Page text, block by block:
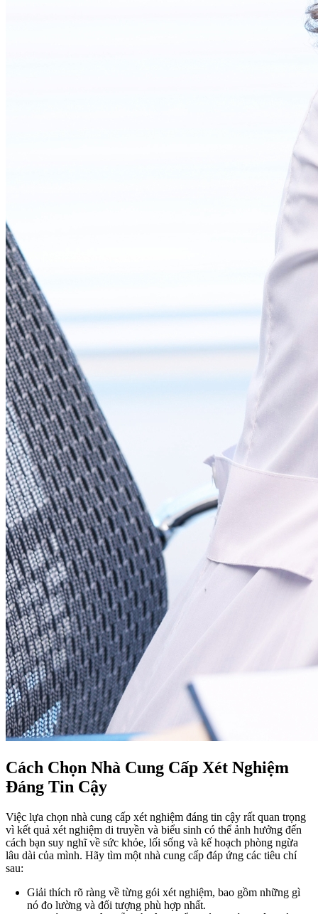
Cách Chọn Nhà Cung Cấp Xét Nghiệm
Đáng Tin Cậy
Việc lựa chọn nhà cung cấp xét nghiệm đáng tin cậy rất quan trọng
vì kết quả xét nghiệm di truyền và biểu sinh có thể ảnh hưởng đến
cách bạn suy nghĩ về sức khỏe, lối sống và kế hoạch phòng ngừa
lâu dài của mình. Hãy tìm một nhà cung cấp đáp ứng các tiêu chí
sau:
Giải thích rõ ràng về từng gói xét nghiệm, bao gồm những gì
nó đo lường và đối tượng phù hợp nhất.